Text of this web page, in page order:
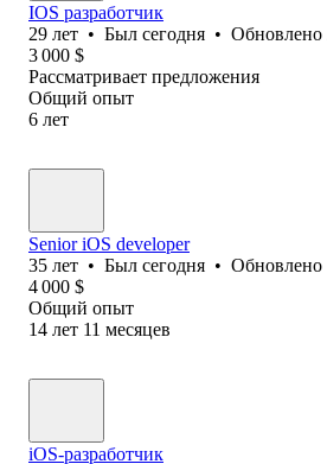
IOS разработчик
29 лет • Был сегодня • Обновлено
3 000 $
Рассматривает предложения
Общий опыт
6 лет
Senior iOS developer
35 лет • Был сегодня • Обновлено
4 000 $
Общий опыт
14 лет 11 месяцев
iOS-разработчик